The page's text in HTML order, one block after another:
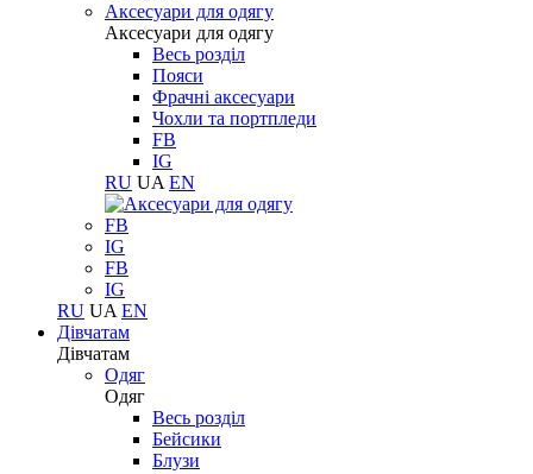
Aксесуари для одягу
Aксесуари для одягу
Весь розділ
Пояси
Фрачні аксесуари
Чохли та портпледи
FB
IG
RU UA EN
FB
IG
FB
IG
RU UA EN
Дівчатам
Дівчатам
Одяг
Одяг
Весь розділ
Бейсики
Блузи